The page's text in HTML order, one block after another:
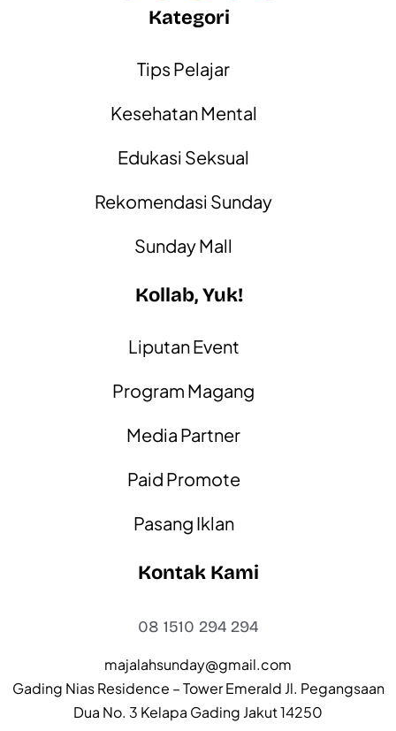
Kategori
Tips Pelajar
Kesehatan Mental
Edukasi Seksual
Rekomendasi Sunday
Sunday Mall
Kollab, Yuk!
Liputan Event
Program Magang
Media Partner
Paid Promote
Pasang Iklan
Kontak Kami
08 1510 294 294
majalahsunday@gmail.com
Gading Nias Residence – Tower Emerald Jl. Pegangsaan
Dua No. 3 Kelapa Gading Jakut 14250